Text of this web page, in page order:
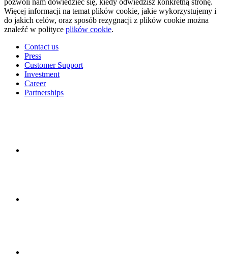
pozwoli nam dowiedzieć się, kiedy odwiedzisz konkretną stronę.
Więcej informacji na temat plików cookie, jakie wykorzystujemy i
do jakich celów, oraz sposób rezygnacji z plików cookie można
znaleźć w polityce plików cookie.
Contact us
Press
Customer Support
Investment
Career
Partnerships